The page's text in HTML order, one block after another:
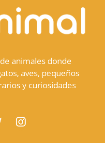
animales donde
aves, pequeños
y curiosidades